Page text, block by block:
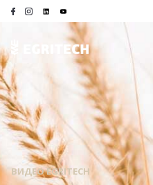
ВИДЕО EGRITECH